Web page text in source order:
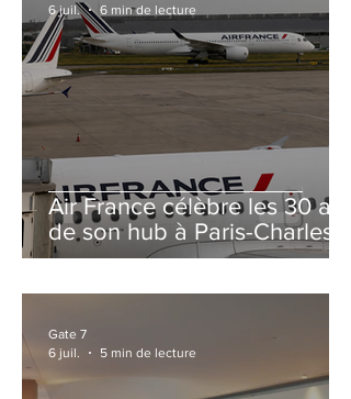
Air France célèbre les 30 ans
de son hub à Paris-Charles
de Gaulle
6 juil.
6 min de lecture
Gate 7
6 juil.
5 min de lecture